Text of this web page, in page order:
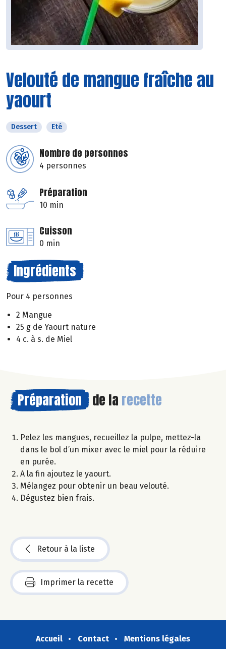
Velouté de mangue fraîche au
yaourt
Dessert Eté
Nombre de personnes
4 personnes
Préparation
10 min
Cuisson
0 min
Ingrédients
Pour 4 personnes
2 Mangue
25 g de Yaourt nature
4 c. à s. de Miel
Préparation de la recette
Pelez les mangues, recueillez la pulpe, mettez-la
dans le bol d’un mixer avec le miel pour la réduire
en purée.
A la fin ajoutez le yaourt.
Mélangez pour obtenir un beau velouté.
Dégustez bien frais.
Retour à la liste
Imprimer la recette
Accueil Contact
Mentions légales